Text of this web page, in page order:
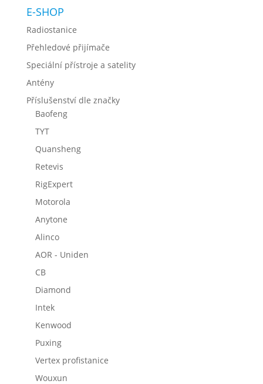
E-SHOP
Radiostanice
Přehledové přijímače
Speciální přístroje a satelity
Antény
Příslušenství dle značky
Baofeng
TYT
Quansheng
Retevis
RigExpert
Motorola
Anytone
Alinco
AOR - Uniden
CB
Diamond
Intek
Kenwood
Puxing
Vertex profistanice
Wouxun